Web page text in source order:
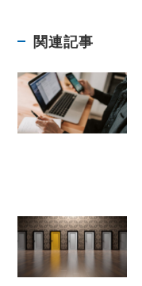
関連記事